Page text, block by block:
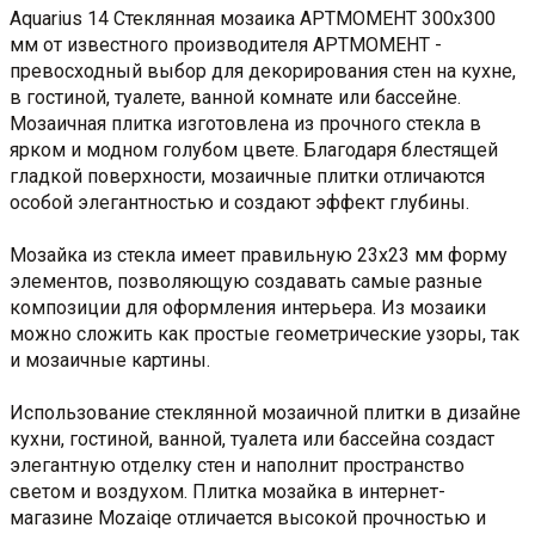
Aquarius 14 Стеклянная мозаика АРТМОМЕНТ 300х300
мм от известного производителя АРТМОМЕНТ -
превосходный выбор для декорирования стен на кухне,
в гостиной, туалете, ванной комнате или бассейне.
Мозаичная плитка изготовлена из прочного стекла в
ярком и модном голубом цвете. Благодаря блестящей
гладкой поверхности, мозаичные плитки отличаются
особой элегантностью и создают эффект глубины.
Мозайка из стекла имеет правильную 23х23 мм форму
элементов, позволяющую создавать самые разные
композиции для оформления интерьера. Из мозаики
можно сложить как простые геометрические узоры, так
и мозаичные картины.
Использование стеклянной мозаичной плитки в дизайне
кухни, гостиной, ванной, туалета или бассейна создаст
элегантную отделку стен и наполнит пространство
светом и воздухом. Плитка мозайка в интернет-
магазине Mozaiqe отличается высокой прочностью и